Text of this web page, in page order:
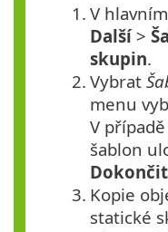
1. V
Další>
skupin.
2. Vybrat
menu
V
šablon
Dokončit
3. Kopie
statické